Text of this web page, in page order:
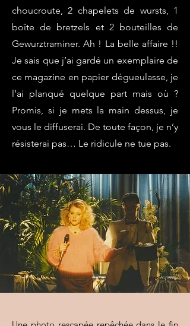
choucroute, 2 chapelets de wursts, 1
boîte de bretzels et 2 bouteilles de
Gewurztraminer. Ah ! La belle affaire !!
Je sais que j’ai gardé un exemplaire de
ce magazine en papier dégueulasse, je
l’ai planqué quelque part mais où ?
Promis, si je mets la main dessus, je
vous le diffuserai. De toute façon, je n’y
résisterai pas… Le ridicule ne tue pas.